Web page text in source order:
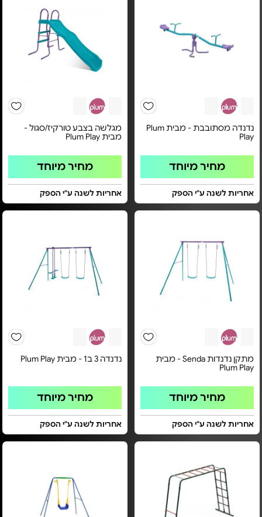
נדנדה מסתובבת - מבית Plum
Play
מחיר מיוחד
אחריות לשנה ע"י הספק
מגלשה בצבע טורקיז/סגול -
מבית Plum Play
מחיר מיוחד
אחריות לשנה ע"י הספק
מתקן נדנדות Senda - מבית
Plum Play
מחיר מיוחד
אחריות לשנה ע"י הספק
נדנדה 3 ב1 - מבית Plum Play
מחיר מיוחד
אחריות לשנה ע"י הספק